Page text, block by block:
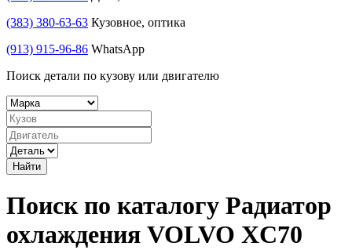
(383) 380-63-63 Кузовное, оптика
(913) 915-96-86 WhatsApp
Поиск детали по кузову или двигателю
Найти
Поиск по каталогу Радиатор
охлаждения VOLVO XC70